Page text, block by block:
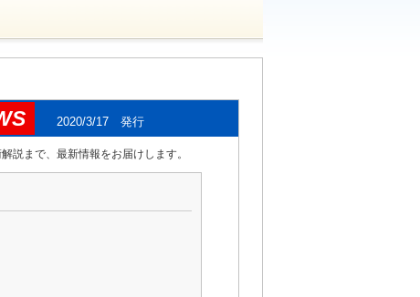
2020/3/17 発行
説まで、最新情報をお届けします。